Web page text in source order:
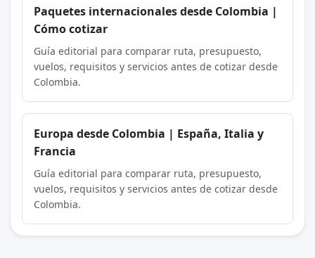
Paquetes internacionales desde Colombia |
Cómo cotizar
Guía editorial para comparar ruta, presupuesto,
vuelos, requisitos y servicios antes de cotizar desde
Colombia.
Europa desde Colombia | España, Italia y
Francia
Guía editorial para comparar ruta, presupuesto,
vuelos, requisitos y servicios antes de cotizar desde
Colombia.